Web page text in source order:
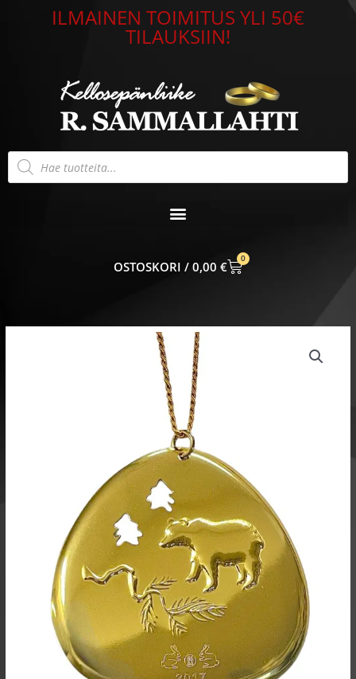
ILMAINEN TOIMITUS YLI 50€
TILAUKSIIN!
Products
search
0,00 €
0
CART